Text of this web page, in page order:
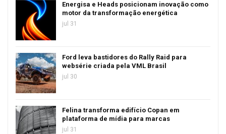
Energisa e Heads posicionam inovação como
motor da transformação energética
jul 31
Ford leva bastidores do Rally Raid para
websérie criada pela VML Brasil
jul 30
Felina transforma edifício Copan em
plataforma de mídia para marcas
jul 31